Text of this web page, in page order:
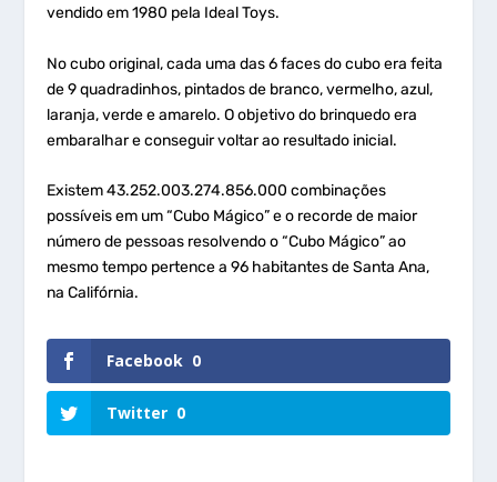
vendido em 1980 pela Ideal Toys.
No cubo original, cada uma das 6 faces do cubo era feita
de 9 quadradinhos, pintados de branco, vermelho, azul,
laranja, verde e amarelo. O objetivo do brinquedo era
embaralhar e conseguir voltar ao resultado inicial.
Existem 43.252.003.274.856.000 combinações
possíveis em um “Cubo Mágico” e o recorde de maior
número de pessoas resolvendo o “Cubo Mágico” ao
mesmo tempo pertence a 96 habitantes de Santa Ana,
na Califórnia.
Facebook 0
Twitter 0